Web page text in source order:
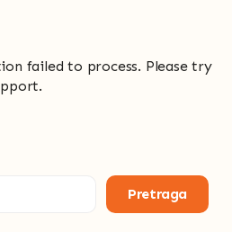
failed to process. Please try
Pretraga